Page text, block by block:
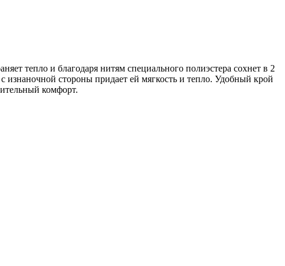
тепло и благодаря нитям специального полиэстера сохнет в 2
изнаночной стороны придает ей мягкость и тепло. Удобный крой
комфорт.